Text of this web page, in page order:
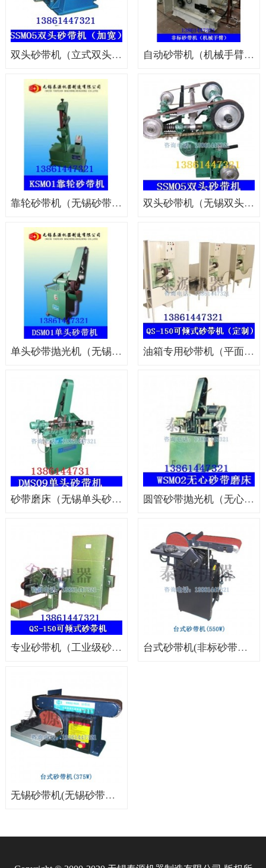
双头砂带机（立式双头砂带机，手动砂带机） 自动砂带机（机械手臂专用砂带机）
靠轮砂带机（无锡砂带机，上海砂带机） 双头砂带机（无锡双头砂带机，双头抛光设备）
单头砂带抛光机（无锡砂带机，常州砂带机） 油箱专用砂带机（平面砂带机，定制砂带机）
砂带磨床（无锡单头砂带磨床，砂带机厂） 圆管砂带抛光机（无心磨抛光设备）
专业砂带机（工业级砂带机，砂带机打磨机） 台式砂带机(非标砂带机，广东砂带机）
无锡砂带机(无锡砂带机厂家，无锡抛光机)